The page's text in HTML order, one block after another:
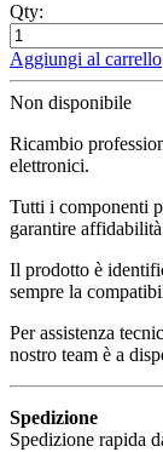
Qty:
Aggiungi al carrello
Non disponibile
Ricambio
elettronici.
Tutti i componenti
garantire
Il prodotto è
sempre la
Per assistenza
nostro team è a
Spedizione
Spedizione rapida